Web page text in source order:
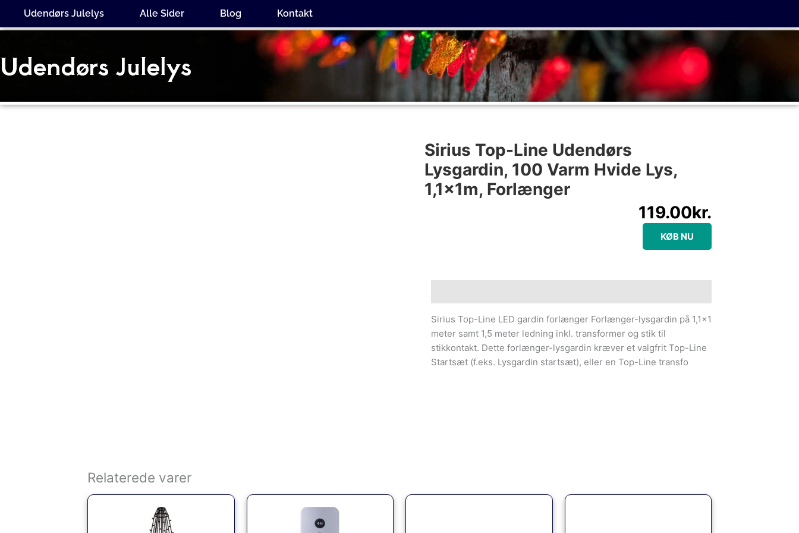
Udendørs Julelys Alle Sider Blog Kontakt
Udendørs Julelys
Sirius Top-Line Udendørs
Lysgardin, 100 Varm Hvide Lys,
1,1x1m, Forlænger
119.00kr.
KØB NU
Sirius Top-Line LED gardin forlænger Forlænger-lysgardin på 1,1×1
meter samt 1,5 meter ledning inkl. transformer og stik til
stikkontakt. Dette forlænger-lysgardin kræver et valgfrit Top-Line
Startsæt (f.eks. Lysgardin startsæt), eller en Top-Line transfo
Relaterede varer